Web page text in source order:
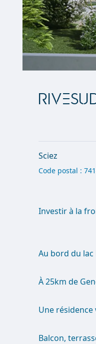
Sciez
Code postal :
Investir à la
Au bord du lac
À 25km de
Une résidence
Balcon,